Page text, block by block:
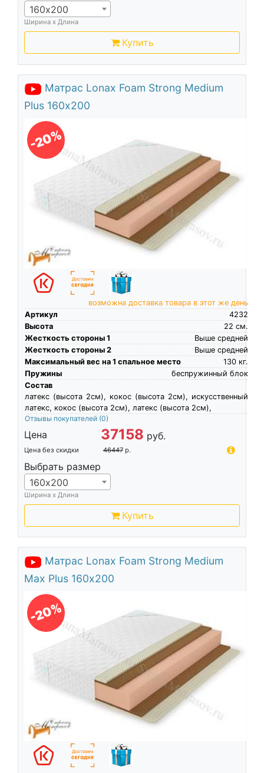
160х200
Ширина х Длина
Купить
Матрас Lonax Foam Strong Medium
Plus 160х200
-20%
возможна доставка товара в этот же день
Артикул
4232
Высота
см.
22
Жесткость стороны 1
Выше средней
Жесткость стороны 2
Выше средней
Максимальный вес на 1 спальное место
кг.
130
Пружины
беспружинный блок
Состав
латекс (высота 2см), кокос (высота 2см), искусственный
латекс, кокос (высота 2см), латекс (высота 2см),
Отзывы покупателей (0)
Цена 37158 руб.
Цена без скидки 46447 р.
Выбрать размер
160х200
Ширина х Длина
Купить
Матрас Lonax Foam Strong Medium
Max Plus 160х200
-20%